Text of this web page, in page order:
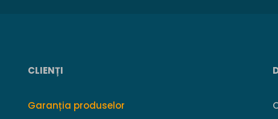
CLIENȚI
Garanția produselor